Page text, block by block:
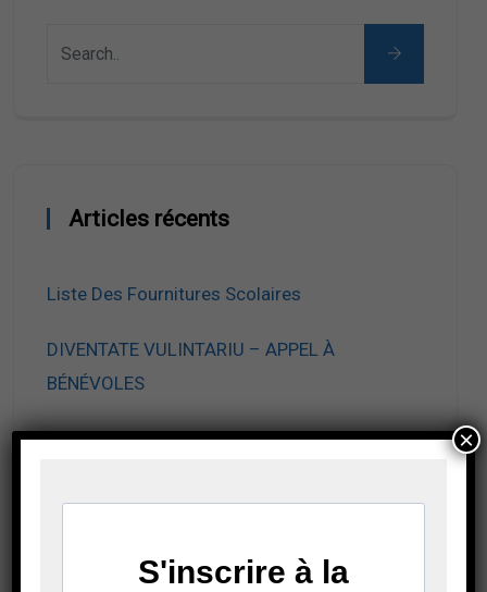
Articles récents
Liste Des Fournitures Scolaires
DIVENTATE VULINTARIU – APPEL À
BÉNÉVOLES
Inscriptions Au Marché De Noël
Horaires De Rentrée Scolaire 2026-2027
×